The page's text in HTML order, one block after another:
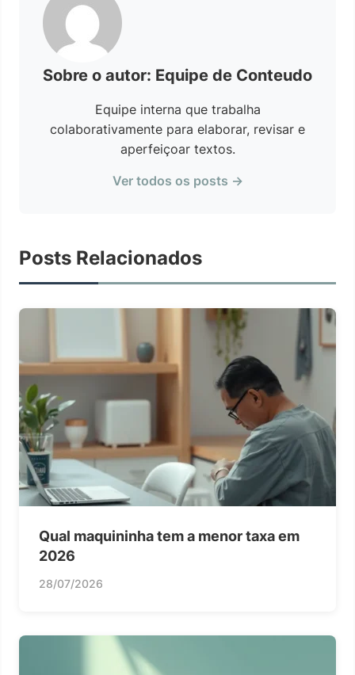
Sobre o autor: Equipe de Conteudo
Equipe interna que trabalha
colaborativamente para elaborar, revisar e
aperfeiçoar textos.
Ver todos os posts →
Posts Relacionados
Qual maquininha tem a menor taxa em
2026
28/07/2026